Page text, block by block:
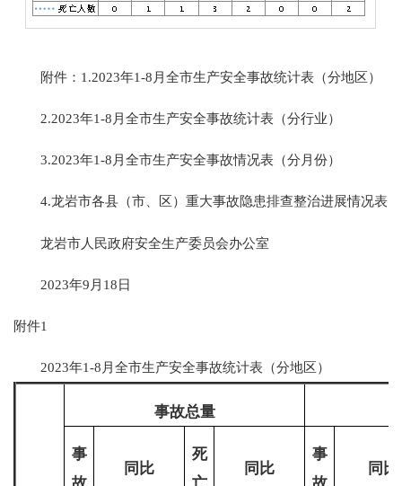
附件：1.2023年1-8月全市生产安全事故统计表（分地区）
2.2023年1-8月全市生产安全事故统计表（分行业）
3.2023年1-8月全市生产安全事故情况表（分月份）
4.龙岩市各县（市、区）重大事故隐患排查整治进展情况表
龙岩市人民政府安全生产委员会办公室
2023年9月18日
附件1
2023年1-8月全市生产安全事故统计表（分地区）
事故总量
事
同比
死
同比
事
同比